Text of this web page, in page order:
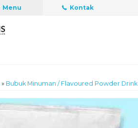
Menu Kontak
» Bubuk Minuman / Flavoured Powder Drink